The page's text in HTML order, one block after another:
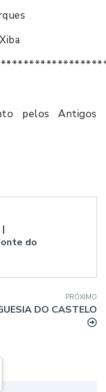
pelos Antigos
do
PRÓXIMO
DO CASTELO